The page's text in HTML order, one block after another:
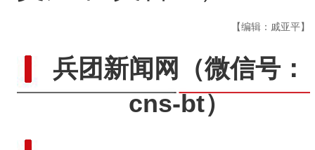
【编辑：戚亚平】
兵团新闻网
（微信号：
cns-bt）